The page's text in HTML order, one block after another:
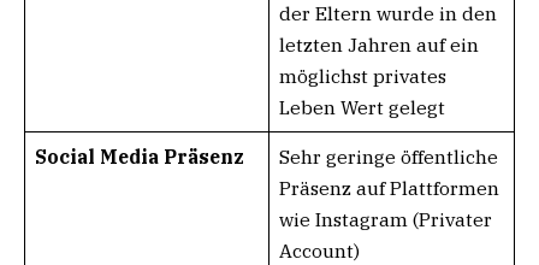
der Eltern wurde in den
letzten Jahren auf ein
möglichst privates
Leben Wert gelegt
Social Media Präsenz
Sehr geringe öffentliche
Präsenz auf Plattformen
wie Instagram (Privater
Account)